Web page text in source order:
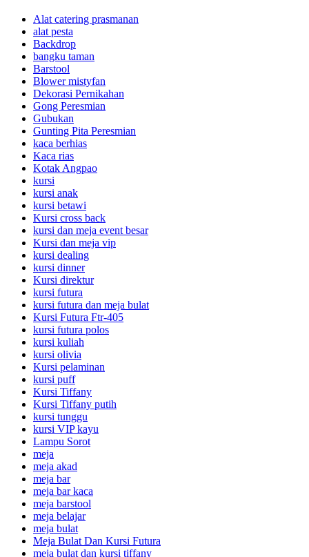
Alat catering prasmanan
alat pesta
Backdrop
bangku taman
Barstool
Blower mistyfan
Dekorasi Pernikahan
Gong Peresmian
Gubukan
Gunting Pita Peresmian
kaca berhias
Kaca rias
Kotak Angpao
kursi
kursi anak
kursi betawi
Kursi cross back
kursi dan meja event besar
Kursi dan meja vip
kursi dealing
kursi dinner
Kursi direktur
kursi futura
kursi futura dan meja bulat
Kursi Futura Ftr-405
kursi futura polos
kursi kuliah
kursi olivia
Kursi pelaminan
kursi puff
Kursi Tiffany
Kursi Tiffany putih
kursi tunggu
kursi VIP kayu
Lampu Sorot
meja
meja akad
meja bar
meja bar kaca
meja barstool
meja belajar
meja bulat
Meja Bulat Dan Kursi Futura
meja bulat dan kursi tiffany